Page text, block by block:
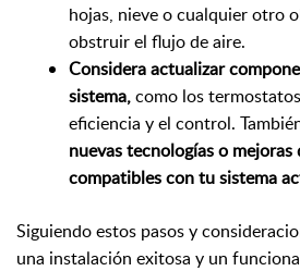
hojas, nieve o cualquier otro
obstruir el flujo de aire.
Considera actualizar
sistema,como los
eficiencia y el control.
nuevas tecnologías o mejoras
compatibles con tu sistema
Siguiendo estos pasos y
una instalación exitosa y un